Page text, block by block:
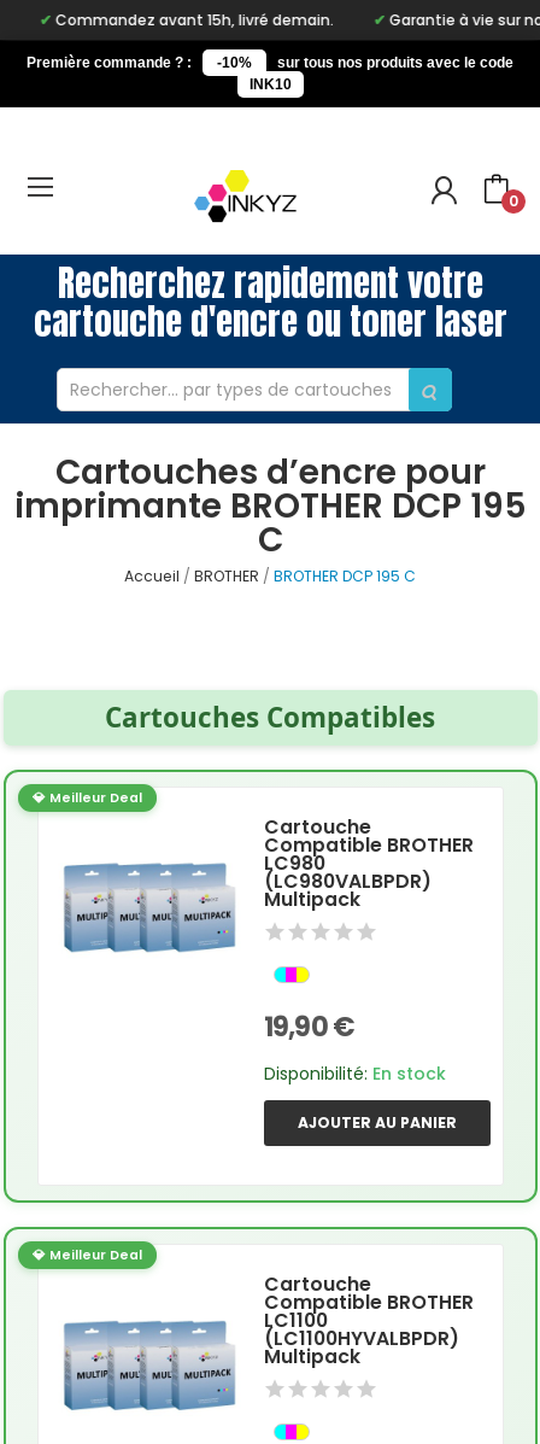
Commandez avant 15h, livré demain. Garantie à vie sur notre
Première commande ? : -10%
sur tous nos produits avec le code
INK10
0
Recherchez rapidement votre
cartouche d'encre ou toner laser
Cartouches d’encre pour
imprimante BROTHER DCP 195
C
Accueil BROTHER BROTHER DCP 195 C
Cartouches Compatibles
💎 Meilleur Deal
Cartouche
Compatible BROTHER
LC980
(LC980VALBPDR)
Multipack
19,90 €
Disponibilité: En stock
AJOUTER AU PANIER
💎 Meilleur Deal
Cartouche
Compatible BROTHER
LC1100
(LC1100HYVALBPDR)
Multipack